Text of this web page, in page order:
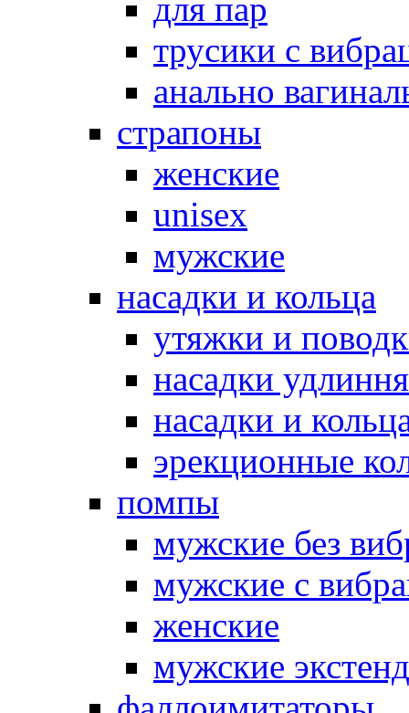
для пар
трусики с
анально
страпоны
женские
unisex
мужские
насадки и кольца
утяжки и
насадки
насадки и
эрекционные
помпы
мужские без
мужские с
женские
мужские